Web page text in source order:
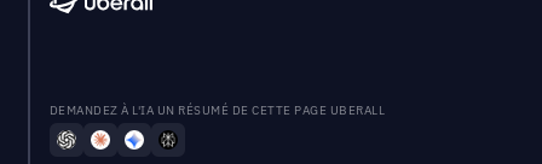
DEMANDEZ À L'IA UN RÉSUMÉ DE CETTE PAGE UBERALL